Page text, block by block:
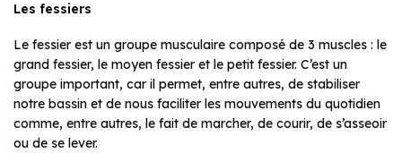
Les fessiers
Le fessier est un groupe musculaire composé de 3 muscles : le
grand fessier, le moyen fessier et le petit fessier. C’est un
groupe important, car il permet, entre autres, de stabiliser
notre bassin et de nous faciliter les mouvements du quotidien
comme, entre autres, le fait de marcher, de courir, de s’asseoir
ou de se lever.